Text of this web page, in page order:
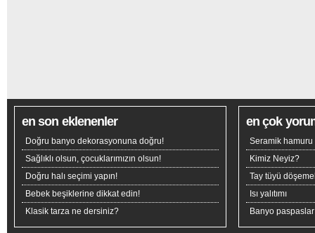
en son eklenenler
Doğru banyo dekorasyonuna doğru!
Sağlıklı olsun, çocuklarımızın olsun!
Doğru halı seçimi yapın!
Bebek beşiklerine dikkat edin!
Klasik tarza ne dersiniz?
en çok
Seramik hamuru
Kimiz Neyiz?
Tay tüyü
Isı yalıtımı
Banyo